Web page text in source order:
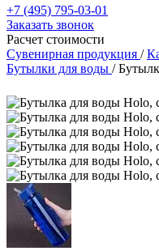
+7 (495) 795-03-01
Заказать звонок
Расчет стоимости
Сувенирная продукция /
Бутылки для воды /